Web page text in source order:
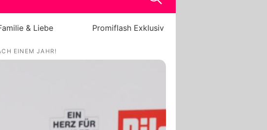
& Liebe Promiflash Exklusiv
EINEM JAHR!